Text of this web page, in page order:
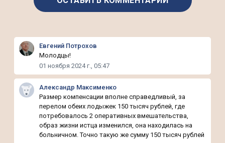
Евгений Потрохов
Молодцы!
01 ноября 2024 г., 05:47
Александр Максименко
Размер компенсации вполне справедливый, за
перелом обеих лодыжек 150 тысяч рублей, где
потребовалось 2 оперативных вмешательства,
образ жизни истца изменился, она находилась на
больничном. Точно такую же сумму 150 тысяч рублей